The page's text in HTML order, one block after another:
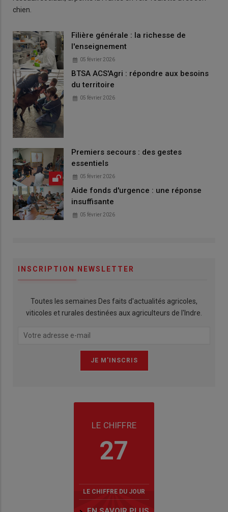
chien.
Filière générale : la richesse de
l'enseignement
05 février 2026
BTSA ACS'Agri : répondre aux besoins
du territoire
05 février 2026
Premiers secours : des gestes
essentiels
05 février 2026
Aide fonds d'urgence : une réponse
insuffisante
05 février 2026
INSCRIPTION NEWSLETTER
Toutes les semaines Des faits d'actualités agricoles,
viticoles et rurales destinées aux agriculteurs de l'Indre.
LE CHIFFRE
27
LE CHIFFRE DU JOUR